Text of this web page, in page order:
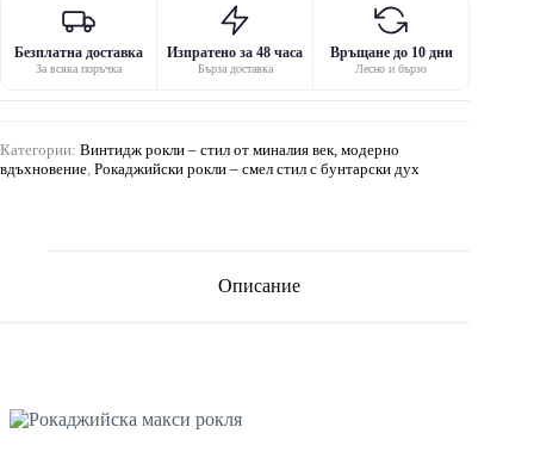
Безплатна доставка
За всяка поръчка
Изпратено за 48 часа
Бърза доставка
Връщане до 10 дни
Лесно и бързо
Категории: Винтидж рокли – стил от миналия век, модерно
вдъхновение Рокаджийски рокли – смел стил с бунтарски дух
Описание